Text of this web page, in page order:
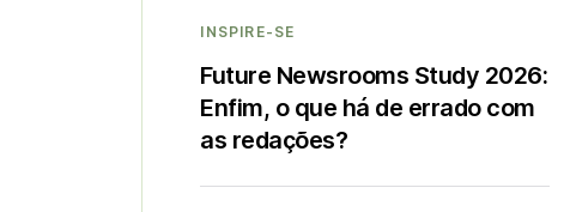
INSPIRE-SE
Future Newsrooms Study 2026:
Enfim, o que há de errado com
as redações?